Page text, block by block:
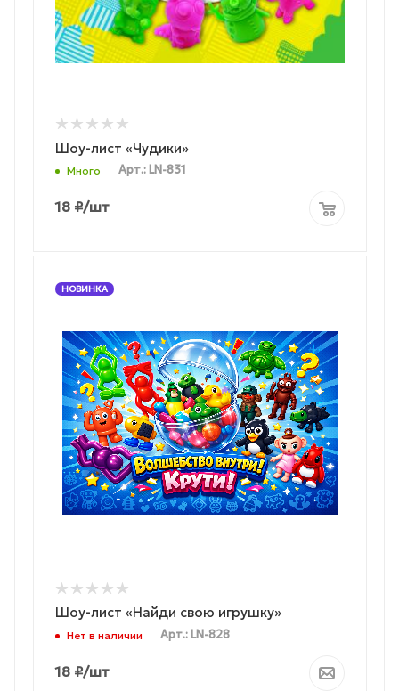
Шоу-лист «Чудики»
Много Арт.: LN-831
18 ₽/шт
НОВИНКА
Шоу-лист «Найди свою игрушку»
Нет в наличии Арт.: LN-828
18 ₽/шт